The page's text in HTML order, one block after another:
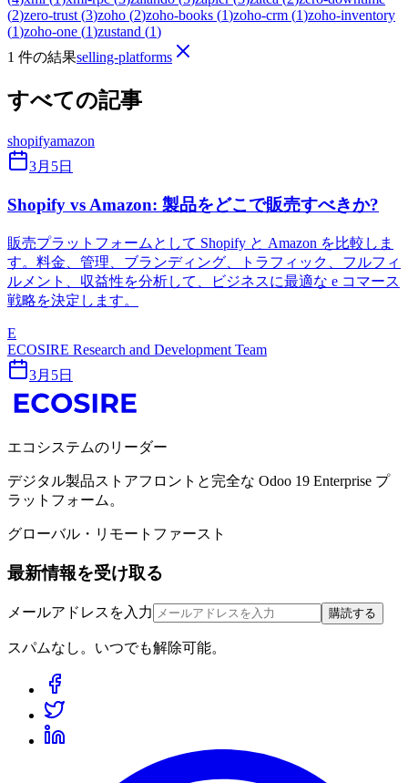
(2)zero-trust (3)zoho (2)zoho-books (1)zoho-crm (1)zoho-inventory
(1)zoho-one (1)zustand (1)
1 件の結果selling-platforms
すべての記事
shopifyamazon
3月5日
Shopify vs Amazon: 製品をどこで販売すべきか?
販売プラットフォームとして Shopify と Amazon を比較しま
す。料金、管理、ブランディング、トラフィック、フルフィ
ルメント、収益性を分析して、ビジネスに最適な e コマース
戦略を決定します。
E
ECOSIRE Research and Development Team
3月5日
エコシステムのリーダー
デジタル製品ストアフロントと完全な Odoo 19 Enterprise プ
ラットフォーム。
グローバル・リモートファースト
最新情報を受け取る
メールアドレスを入力 購読する
スパムなし。いつでも解除可能。